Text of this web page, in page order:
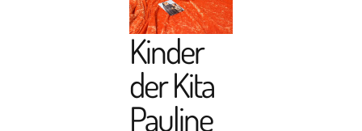
Kinder
der Kita
Pauline